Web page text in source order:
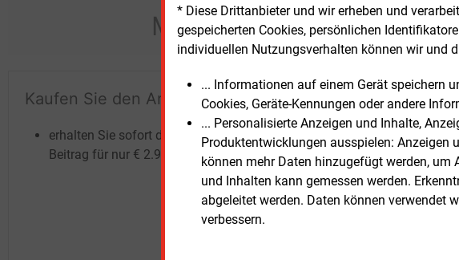
* Diese Drittanbieter und wir erheben und
gespeicherten Cookies, persönlichen
individuellen Nutzungsverhalten können wir und
... Informationen auf einem Gerät speichern
Cookies, Geräte-Kennungen oder andere
... Personalisierte Anzeigen und Inhalte,
Produktentwicklungen ausspielen: Anzeigen
können mehr Daten hinzugefügt werden, um
und Inhalten kann gemessen werden.
abgeleitet werden. Daten können verwendet
verbessern.
Möchten Sie diese und
Kaufen Sie den Artikel
erhalten Sie sofort diesen redaktionellen
Beitrag für nur € 2.98
Testen Sie
und
Zwei Wochen
Zugang auf
Nachrichten mit